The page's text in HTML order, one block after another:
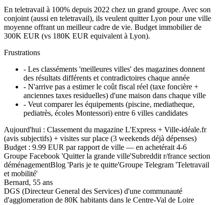
En teletravail à 100% depuis 2022 chez un grand groupe. Avec son
conjoint (aussi en teletravail), ils veulent quitter Lyon pour une ville
moyenne offrant un meilleur cadre de vie. Budget immobilier de
300K EUR (vs 180K EUR equivalent à Lyon).
Frustrations
- Les classéments 'meilleures villes' des magazines donnent
des résultats différents et contradictoires chaque année
- N'arrive pas a estimer le coût fiscal réel (taxe foncière +
anciennes taxes residuelles) d'une maison dans chaque ville
- Veut comparer les équipements (piscine, mediatheque,
pediatrès, écoles Montessori) entre 6 villes candidates
Aujourd'hui : Classement du magazine L'Express + Ville-idéale.fr
(avis subjectifs) + visites sur place (3 weekends déjà dépenses)
Budget : 9.99 EUR par rapport de ville — en achetérait 4-6
Groupe Facebook 'Quitter la grande ville'Subreddit r/france section
déménagementBlog 'Paris je te quitte'Groupe Telegram 'Teletravail
et mobilité'
Bernard, 55 ans
DGS (Directeur General des Services) d'une communauté
d'agglomeration de 80K habitants dans le Centre-Val de Loire